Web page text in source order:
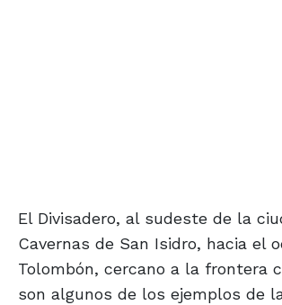
El Divisadero, al sudeste de la
Cavernas de San Isidro, hacia el
Tolombón, cercano a la frontera
son algunos de los ejemplos de